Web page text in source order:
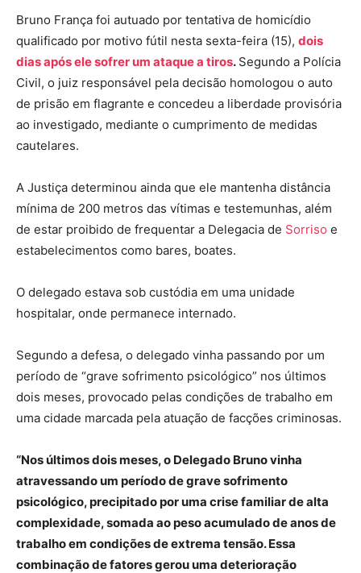
Bruno França foi autuado por tentativa de homicídio
qualificado por motivo fútil nesta sexta-feira (15), dois
dias após ele sofrer um ataque a tiros. Segundo a Polícia
Civil, o juiz responsável pela decisão homologou o auto
de prisão em flagrante e concedeu a liberdade provisória
ao investigado, mediante o cumprimento de medidas
cautelares.
A Justiça determinou ainda que ele mantenha distância
mínima de 200 metros das vítimas e testemunhas, além
de estar proibido de frequentar a Delegacia de Sorriso e
estabelecimentos como bares, boates.
O delegado estava sob custódia em uma unidade
hospitalar, onde permanece internado.
Segundo a defesa, o delegado vinha passando por um
período de “grave sofrimento psicológico” nos últimos
dois meses, provocado pelas condições de trabalho em
uma cidade marcada pela atuação de facções criminosas.
“Nos últimos dois meses, o Delegado Bruno vinha
atravessando um período de grave sofrimento
psicológico, precipitado por uma crise familiar de alta
complexidade, somada ao peso acumulado de anos de
trabalho em condições de extrema tensão. Essa
combinação de fatores gerou uma deterioração